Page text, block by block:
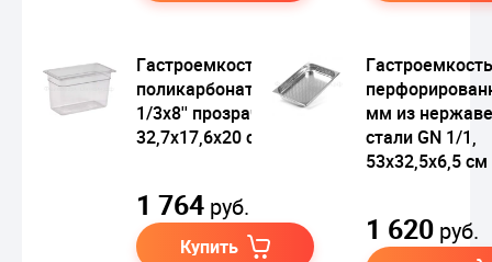
Гастроемкость из
поликарбоната GN
1/3х8'' прозрачная,
32,7х17,6х20 см
1 764 руб.
Купить
Гастроемкость
мм из
стали GN 1/1,
53х32,5х6,5 см
1 620 руб.